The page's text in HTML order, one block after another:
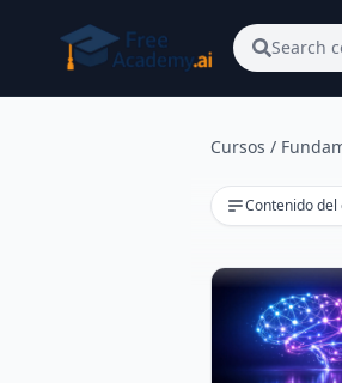
Search
Cursos /
Contenido del